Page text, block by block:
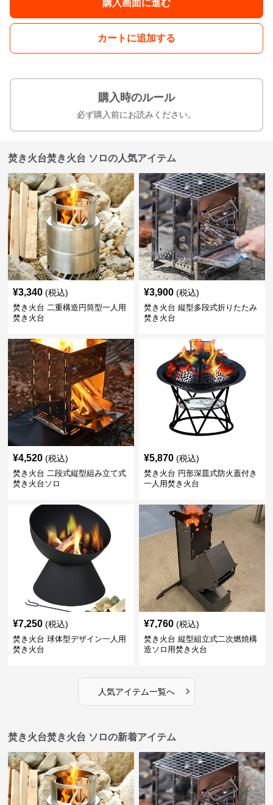
購入画面に進む
カートに追加する
購入時のルール
必ず購入前にお読みください。
焚き火台焚き火台 ソロの人気アイテム
¥3,340 (税込)
焚き火台 二重構造円筒型一人用
焚き火台
¥3,900 (税込)
焚き火台 縦型多段式折りたたみ
焚き火台
¥4,520 (税込)
焚き火台 二段式縦型組み立て式
焚き火台ソロ
¥5,870 (税込)
焚き火台 円形深皿式防火蓋付き
一人用焚き火台
¥7,250 (税込)
焚き火台 球体型デザイン一人用
焚き火台
¥7,760 (税込)
焚き火台 縦型組立式二次燃焼構
造ソロ用焚き火台
人気アイテム一覧へ ›
焚き火台焚き火台 ソロの新着アイテム